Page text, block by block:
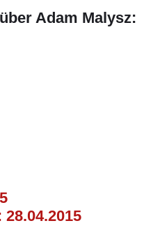
Adam Malysz: